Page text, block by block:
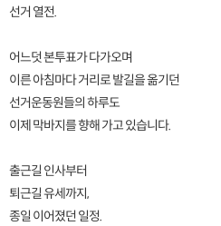
선거 열전.
어느덧 본투표가 다가오며
이른 아침마다 거리로 발길을 옮기던
선거운동원들의 하루도
이제 막바지를 향해 가고 있습니다.
출근길 인사부터
퇴근길 유세까지,
종일 이어졌던 일정.